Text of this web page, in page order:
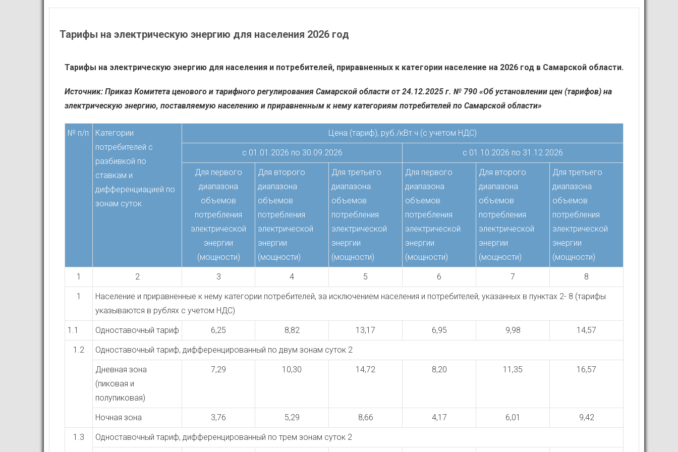
Тарифы на электрическую энергию для населения 2026 год
Тарифы на электрическую энергию для населения и потребителей, приравненных к категории население на 2026 год в Самарской области.
Источник: Приказ Комитета ценового и тарифного регулирования Самарской области от 24.12.2025 г. № 790 «Об установлении цен (тарифов) на
электрическую энергию, поставляемую населению и приравненным к нему категориям потребителей по Самарской области»
№ п/п
Категории
потребителей с
разбивкой по
ставкам и
дифференциацией по
зонам суток
Цена (тариф), руб./кВт.ч (с учетом НДС)
с 01.01.2026 по 30.09.2026 с 01.10.2026 по 31.12.2026
Для первого
диапазона
объемов
потребления
электрической
энергии
(мощности)
Для второго
диапазона
объемов
потребления
электрической
энергии
(мощности)
Для третьего
диапазона
объемов
потребления
электрической
энергии
(мощности)
Для первого
диапазона
объемов
потребления
электрической
энергии
(мощности)
Для второго
диапазона
объемов
потребления
электрической
энергии
(мощности)
Для третьего
диапазона
объемов
потребления
электрической
энергии
(мощности)
1 2 3 4 5 6 7 8
1
Население и приравненные к нему категории потребителей, за исключением населения и потребителей, указанных в пунктах 2- 8 (тарифы
указываются в рублях с учетом НДС)
1.1 Одноставочный тариф 6,25 8,82 13,17 6,95 9,98 14,57
1.2 Одноставочный тариф, дифференцированный по двум зонам суток 2
Дневная зона
(пиковая и
полупиковая)
7,29 10,30 14,72 8,20 11,35 16,57
Ночная зона 3,76 5,29 8,66 4,17 6,01 9,42
1.3 Одноставочный тариф, дифференцированный по трем зонам суток 2